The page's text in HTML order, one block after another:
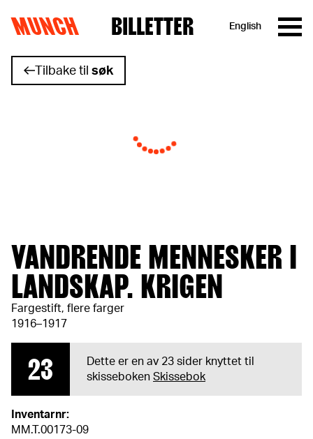
Hopp til innhold
MUNCH BILLETTER English
Tilbake til søk
VANDRENDE MENNESKER I
LANDSKAP. KRIGEN
Fargestift, flere farger
1916–1917
23
Dette er en av 23 sider knyttet til
skisseboken Skissebok
Inventarnr:
MM.T.00173-09